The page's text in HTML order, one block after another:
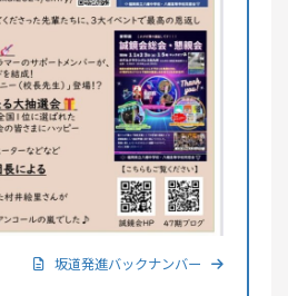
坂道発進バックナンバー